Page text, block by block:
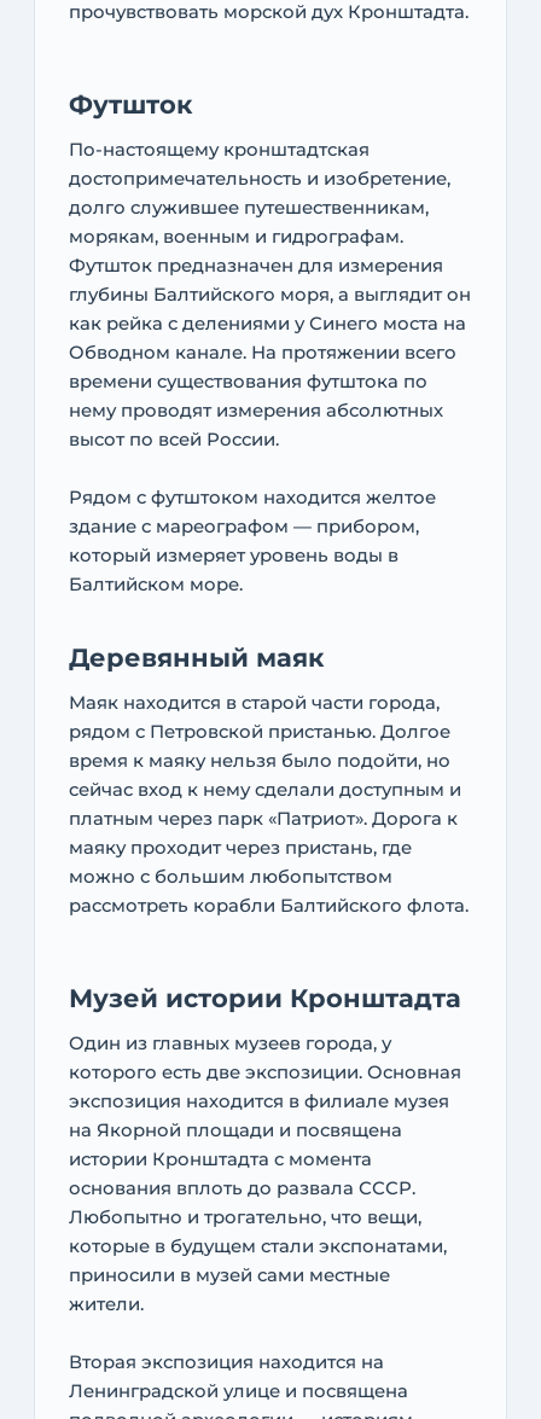
прочувствовать морской дух Кронштадта.
Футшток
По-настоящему кронштадтская
достопримечательность и изобретение,
долго служившее путешественникам,
морякам, военным и гидрографам.
Футшток предназначен для измерения
глубины Балтийского моря, а выглядит он
как рейка с делениями у Синего моста на
Обводном канале. На протяжении всего
времени существования футштока по
нему проводят измерения абсолютных
высот по всей России.
Рядом с футштоком находится желтое
здание с мареографом — прибором,
который измеряет уровень воды в
Балтийском море.
Деревянный маяк
Маяк находится в старой части города,
рядом с Петровской пристанью. Долгое
время к маяку нельзя было подойти, но
сейчас вход к нему сделали доступным и
платным через парк «Патриот». Дорога к
маяку проходит через пристань, где
можно с большим любопытством
рассмотреть корабли Балтийского флота.
Музей истории Кронштадта
Один из главных музеев города, у
которого есть две экспозиции. Основная
экспозиция находится в филиале музея
на Якорной площади и посвящена
истории Кронштадта с момента
основания вплоть до развала СССР.
Любопытно и трогательно, что вещи,
которые в будущем стали экспонатами,
приносили в музей сами местные
жители.
Вторая экспозиция находится на
Ленинградской улице и посвящена